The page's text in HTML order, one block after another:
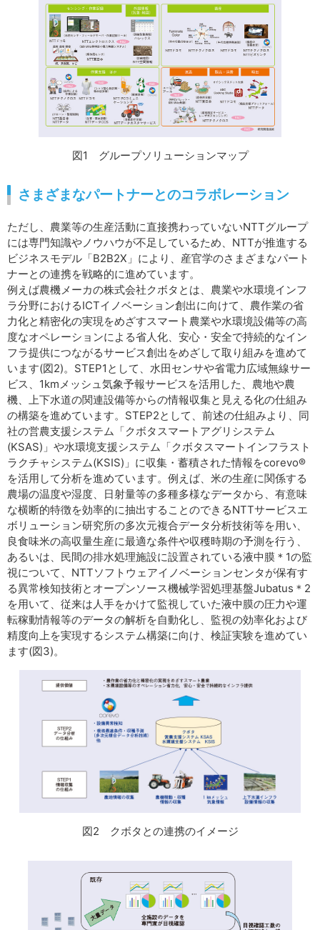
図1 グループソリューションマップ
さまざまなパートナーとのコラボレーション
ただし、農業等の生産活動に直接携わっていないNTTグループ
には専門知識やノウハウが不足しているため、NTTが推進する
ビジネスモデル「B2B2X」により、産官学のさまざまなパート
ナーとの連携を戦略的に進めています。
例えば農機メーカの株式会社クボタとは、農業や水環境インフ
ラ分野におけるICTイノベーション創出に向けて、農作業の省
力化と精密化の実現をめざすスマート農業や水環境設備等の高
度なオペレーションによる省人化、安心・安全で持続的なイン
フラ提供につながるサービス創出をめざして取り組みを進めて
います(図2)。STEP1として、水田センサや省電力広域無線サー
ビス、1kmメッシュ気象予報サービスを活用した、農地や農
機、上下水道の関連設備等からの情報収集と見える化の仕組み
の構築を進めています。STEP2として、前述の仕組みより、同
社の営農支援システム「クボタスマートアグリシステム
(KSAS)」や水環境支援システム「クボタスマートインフラスト
ラクチャシステム(KSIS)」に収集・蓄積された情報をcorevo®
を活用して分析を進めています。例えば、米の生産に関係する
農場の温度や湿度、日射量等の多種多様なデータから、有意味
な横断的特徴を効率的に抽出することのできるNTTサービスエ
ボリューション研究所の多次元複合データ分析技術等を用い、
良食味米の高収量生産に最適な条件や収穫時期の予測を行う、
あるいは、民間の排水処理施設に設置されている液中膜＊1の監
視について、NTTソフトウェアイノベーションセンタが保有す
る異常検知技術とオープンソース機械学習処理基盤Jubatus＊2
を用いて、従来は人手をかけて監視していた液中膜の圧力や運
転稼動情報等のデータの解析を自動化し、監視の効率化および
精度向上を実現するシステム構築に向け、検証実験を進めてい
ます(図3)。
図2 クボタとの連携のイメージ